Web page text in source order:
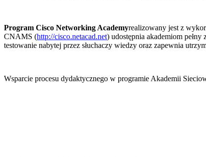
Program Cisco Networking Academyrealizowany jest z
CNAMS (http://cisco.netacad.net) udostępnia akademiom
testowanie nabytej przez słuchaczy wiedzy oraz zapewnia
Wsparcie procesu dydaktycznego w programie Akademii